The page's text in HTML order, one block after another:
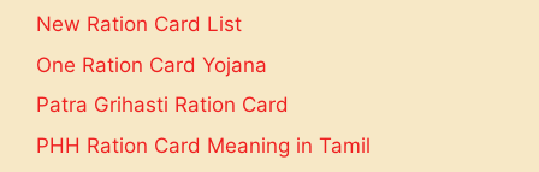
New Ration Card List
One Ration Card Yojana
Patra Grihasti Ration Card
PHH Ration Card Meaning in Tamil